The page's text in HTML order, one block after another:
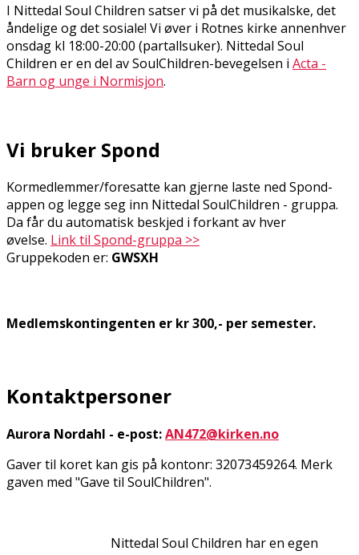
I Nittedal Soul Children satser vi på det musikalske, det
åndelige og det sosiale! Vi øver i Rotnes kirke annenhver
onsdag kl 18:00-20:00 (partallsuker). Nittedal Soul
Children er en del av SoulChildren-bevegelsen i Acta -
Barn og unge i Normisjon.
Vi bruker Spond
Kormedlemmer/foresatte kan gjerne laste ned Spond-
appen og legge seg inn Nittedal SoulChildren - gruppa.
Da får du automatisk beskjed i forkant av hver
øvelse. Link til Spond-gruppa >>
Gruppekoden er: GWSXH
Medlemskontingenten er kr 300,- per semester.
Kontaktpersoner
Aurora Nordahl - e-post:AN472@kirken.no
Gaver til koret kan gis på kontonr: 32073459264. Merk
gaven med "Gave til SoulChildren".
Nittedal Soul Children har en egen